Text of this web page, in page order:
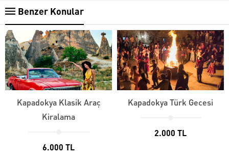
Benzer Konular
Kapadokya Klasik Araç
Kiralama
6.000 TL
Kapadokya Türk Gecesi
2.000 TL